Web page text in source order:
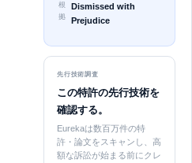
根
拠
Dismissed with
Prejudice
先行技術調査
この特許の先行技術を
確認する。
Eurekaは数百万件の特
許・論文をスキャンし、高
額な訴訟が始まる前にクレ